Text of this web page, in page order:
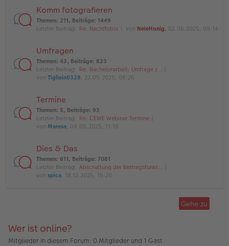
Komm fotografieren
Themen: 211, Beiträge: 1449
Letzter Beitrag: Re: Nachtfotos von NeleHonig, 02.06.2025, 09:14
Umfragen
Themen: 43, Beiträge: 823
Letzter Beitrag: Re: Bachelorarbeit: Umfrage z…
von Tigilein0328, 22.05.2025, 08:26
Termine
Themen: 5, Beiträge: 93
Letzter Beitrag: Re: CEWE Webinar Termine
von Maresa, 04.08.2025, 11:18
Dies & Das
Themen: 611, Beiträge: 7081
Letzter Beitrag: Abschaltung der Beitragsfunkt…
von spica, 18.12.2025, 15:20
Gehe zu
Wer ist online?
Mitglieder in diesem Forum: 0 Mitglieder und 1 Gast